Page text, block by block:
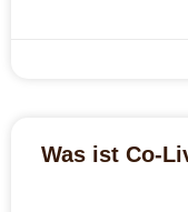
Was ist Co-